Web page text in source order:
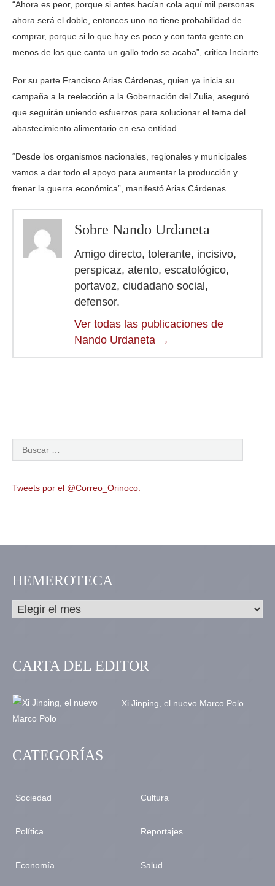
“Ahora es peor, porque si antes hacían cola aquí mil personas
ahora será el doble, entonces uno no tiene probabilidad de
comprar, porque si lo que hay es poco y con tanta gente en
menos de los que canta un gallo todo se acaba”, critica Inciarte.
Por su parte Francisco Arias Cárdenas, quien ya inicia su
campaña a la reelección a la Gobernación del Zulia, aseguró
que seguirán uniendo esfuerzos para solucionar el tema del
abastecimiento alimentario en esa entidad.
“Desde los organismos nacionales, regionales y municipales
vamos a dar todo el apoyo para aumentar la producción y
frenar la guerra económica”, manifestó Arias Cárdenas
Sobre Nando Urdaneta
Amigo directo, tolerante, incisivo,
perspicaz, atento, escatológico,
portavoz, ciudadano social,
defensor.
Ver todas las publicaciones de
Nando Urdaneta →
Tweets por el @Correo_Orinoco.
HEMEROTECA
CARTA DEL EDITOR
Xi Jinping, el nuevo Marco Polo
CATEGORÍAS
Sociedad
Política
Economía
Cultura
Reportajes
Salud